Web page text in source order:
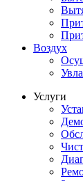
Воздух
Услуги